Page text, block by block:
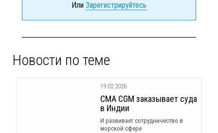
Или Зарегистрируйтесь
Новости по теме
19.02.2026
CMA CGM заказывает суда
в Индии
И развивает сотрудничество в
морской сфере